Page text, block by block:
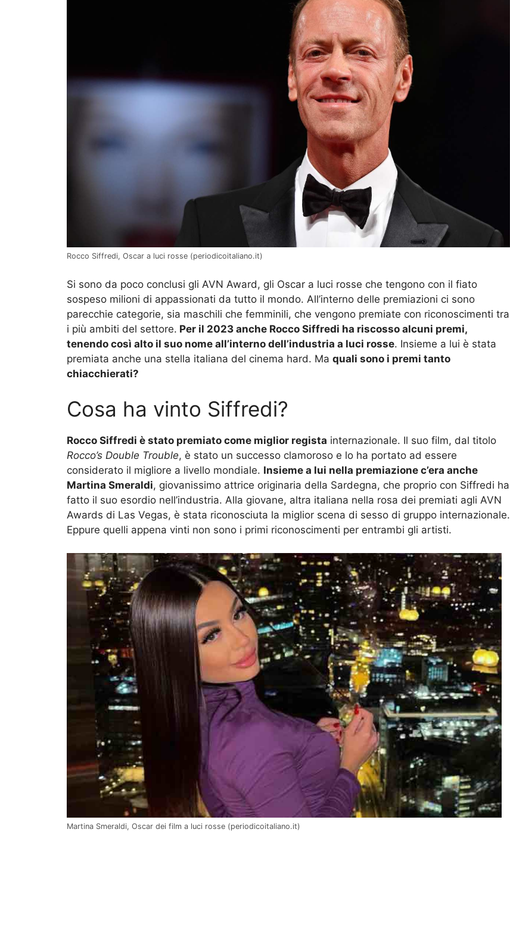
Rocco Siffredi, Oscar a luci rosse (periodicoitaliano.it)
Si sono da poco conclusi gli AVN Award, gli Oscar a luci rosse che tengono con il fiato
sospeso milioni di appassionati da tutto il mondo. All’interno delle premiazioni ci sono
parecchie categorie, sia maschili che femminili, che vengono premiate con riconoscimenti tra
i più ambiti del settore. Per il 2023 anche Rocco Siffredi ha riscosso alcuni premi,
tenendo così alto il suo nome all’interno dell’industria a luci rosse. Insieme a lui è stata
premiata anche una stella italiana del cinema hard. Ma quali sono i premi tanto
chiacchierati?
Cosa ha vinto Siffredi?
Rocco Siffredi è stato premiato come miglior regista internazionale. Il suo film, dal titolo
Rocco’s Double Trouble, è stato un successo clamoroso e lo ha portato ad essere
considerato il migliore a livello mondiale. Insieme a lui nella premiazione c’era anche
Martina Smeraldi, giovanissimo attrice originaria della Sardegna, che proprio con Siffredi ha
fatto il suo esordio nell’industria. Alla giovane, altra italiana nella rosa dei premiati agli AVN
Awards di Las Vegas, è stata riconosciuta la miglior scena di sesso di gruppo internazionale.
Eppure quelli appena vinti non sono i primi riconoscimenti per entrambi gli artisti.
Martina Smeraldi, Oscar dei film a luci rosse (periodicoitaliano.it)